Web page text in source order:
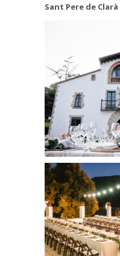
Sant Pere de Clarà